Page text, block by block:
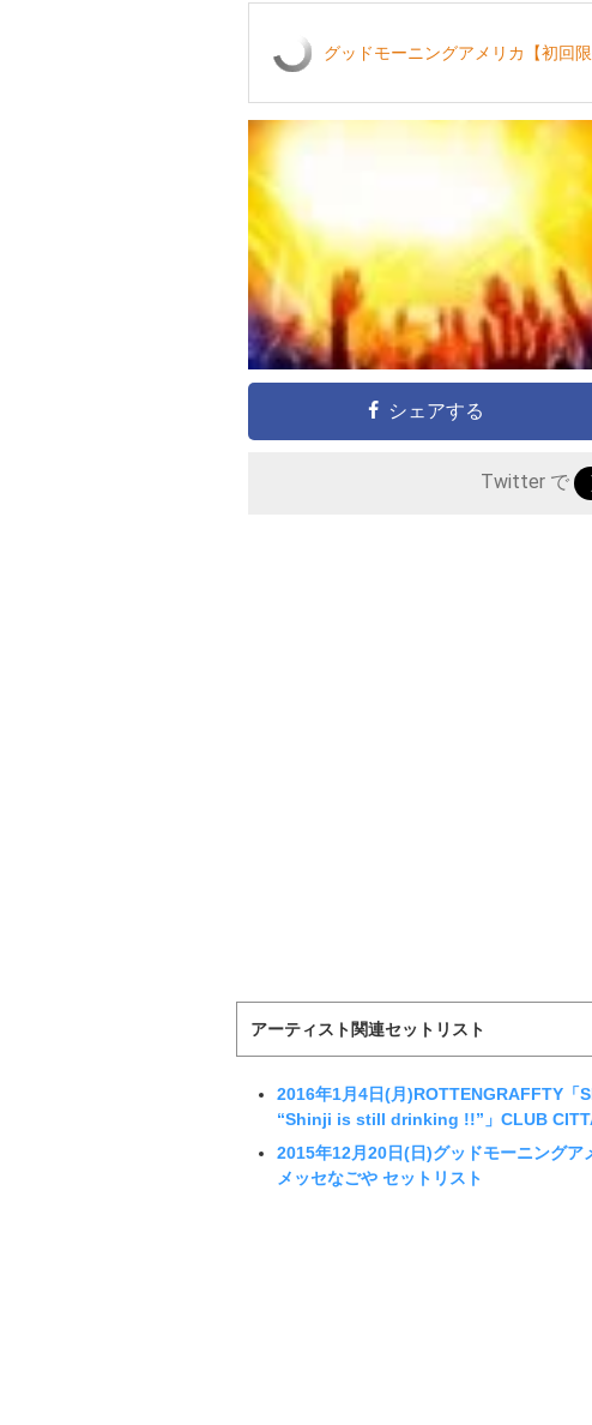
グッドモーニングアメリカ【初回限
シェアする
Twitter で
アーティスト関連セットリスト
2016年1月4日(月)ROTTENGRAFFTY「
“Shinji is still drinking !!”」CLUB
2015年12月20日(日)グッドモーニングア
メッセなごや セットリスト